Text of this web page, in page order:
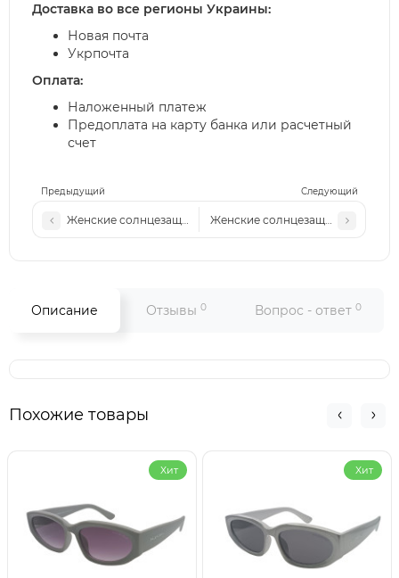
Предыдущий Следующий
Женские солнцезащитные очки Fd 2526 белые
Женские солнцезащитные очки
Доставка во все регионы Украины:
Новая почта
Укрпочта
Оплата:
Наложенный платеж
Предоплата на карту банка или расчетный
счет
Описание Отзывы 0 Вопрос - ответ 0
Похожие товары
Хит Хит